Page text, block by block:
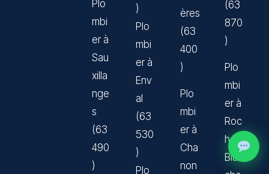
Plo
mbi
er à
Sau
xilla
nge
s
(63
490
)
)
Plo
mbi
er à
Env
al
(63
530
)
Plo
ères
(63
400
)
Plo
mbi
er à
Cha
non
(63
870
)
Plo
mbi
er à
Roc
he-
Blan